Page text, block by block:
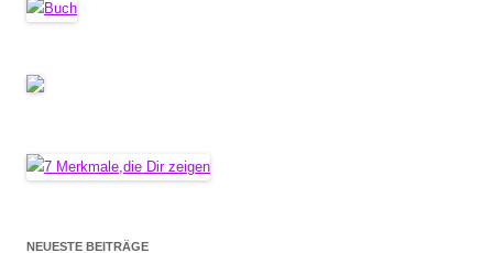
NEUESTE BEITRÄGE